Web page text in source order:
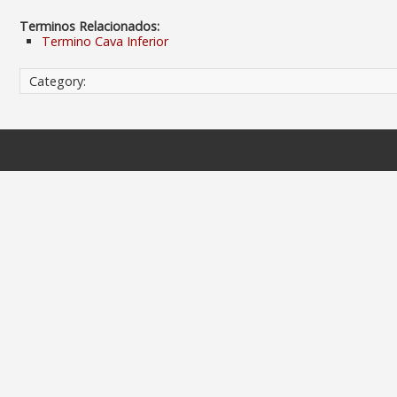
Terminos Relacionados:
Termino Cava Inferior
Category: